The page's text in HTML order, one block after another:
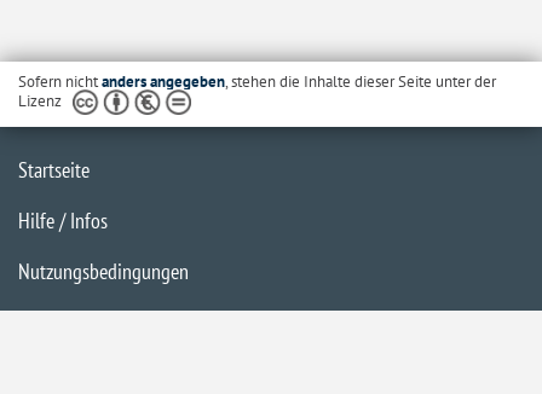
Sofern nichtanders angegeben, stehen die Inhalte dieser Seite unter der
Lizenz
Startseite
Hilfe / Infos
Nutzungsbedingungen